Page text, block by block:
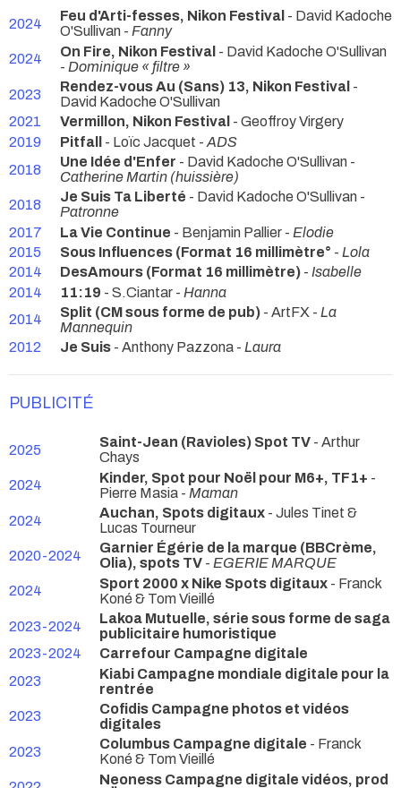
2024 Feu d'Arti-fesses, Nikon Festival - David Kadoche
O'Sullivan - Fanny
2024
On Fire, Nikon Festival - David Kadoche O'Sullivan
- Dominique « filtre »
2023
Rendez-vous Au (Sans) 13, Nikon Festival -
David Kadoche O'Sullivan
2021
Vermillon, Nikon Festival - Geoffroy Virgery
2019
Pitfall - Loïc Jacquet - ADS
2018
Une Idée d'Enfer - David Kadoche O'Sullivan -
Catherine Martin (huissière)
2018
Je Suis Ta Liberté - David Kadoche O'Sullivan -
Patronne
2017
La Vie Continue - Benjamin Pallier - Elodie
2015
Sous Influences (Format 16 millimètre° - Lola
2014
DesAmours (Format 16 millimètre) - Isabelle
2014
11:19 - S.Ciantar - Hanna
2014
Split (CM sous forme de pub) - ArtFX - La
Mannequin
2012
Je Suis - Anthony Pazzona - Laura
PUBLICITÉ
2025 Saint-Jean (Ravioles) Spot TV - Arthur
Chays
2024
Kinder, Spot pour Noël pour M6+, TF1+ -
Pierre Masia - Maman
2024
Auchan, Spots digitaux - Jules Tinet &
Lucas Tourneur
2020-2024
Garnier Égérie de la marque (BBCrème,
Olia), spots TV - EGERIE MARQUE
2024
Sport 2000 x Nike Spots digitaux - Franck
Koné & Tom Vieillé
2023-2024
Lakoa Mutuelle, série sous forme de saga
publicitaire humoristique
2023-2024
Carrefour Campagne digitale
2023
Kiabi Campagne mondiale digitale pour la
rentrée
2023
Cofidis Campagne photos et vidéos
digitales
2023
Columbus Campagne digitale - Franck
Koné & Tom Vieillé
Neoness Campagne digitale vidéos, prod